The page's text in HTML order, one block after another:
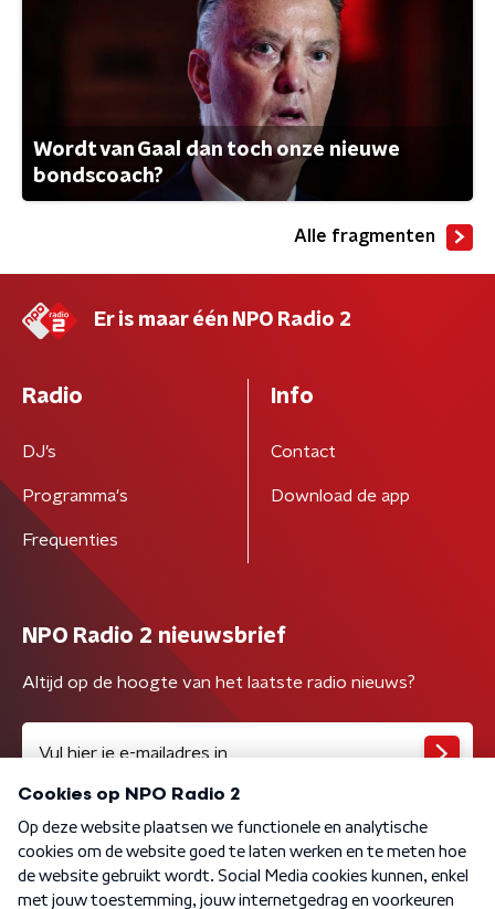
Wordt van Gaal dan toch onze nieuwe
bondscoach?
Alle fragmenten
Er is maar één NPO Radio 2
Radio
DJ’s
Programma's
Frequenties
Info
Contact
Download de app
NPO Radio 2 nieuwsbrief
Altijd op de hoogte van het laatste radio nieuws?
Algemene voorwaarden